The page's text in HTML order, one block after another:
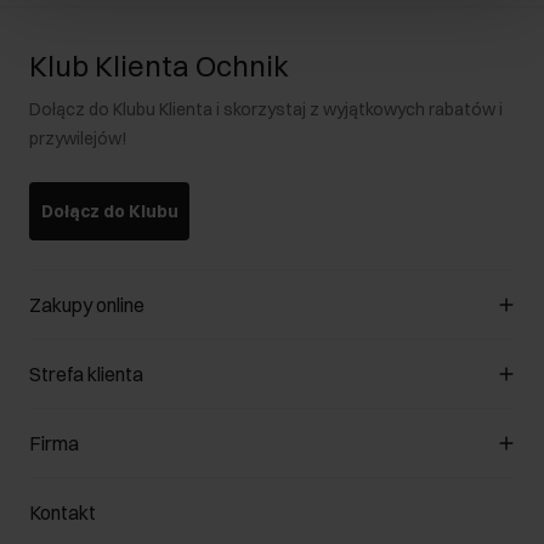
Klub Klienta Ochnik
Dołącz do Klubu Klienta i skorzystaj z wyjątkowych rabatów i
przywilejów!
Dołącz do Klubu
Zakupy online
Zarządzaj cookies
Formy płatności
Jak dokonać zwrotu?
Strefa klienta
Klub Klienta
Zwróć produkty
Firma
O nas
Kontakt